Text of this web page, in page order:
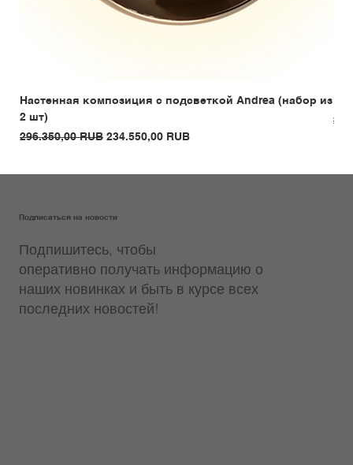
Настенная композиция с подсветкой Andrea (набор из
2 шт)
Обычная цена
296.350,00 RUB Цена со скидкой
234.550,00 RUB
Подписаться на новости
Подпишитесь, чтобы
оперативно получать информацию о
наших новинках и быть в курсе всех
последних новостей!